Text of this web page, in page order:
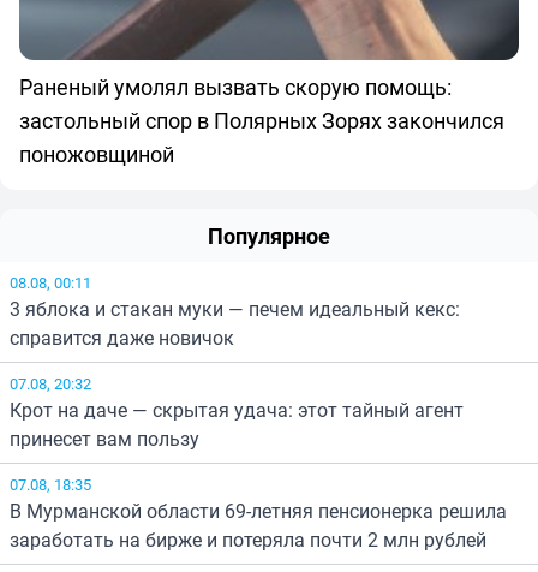
Раненый умолял вызвать скорую помощь:
застольный спор в Полярных Зорях закончился
поножовщиной
Популярное
08.08, 00:11
3 яблока и стакан муки — печем идеальный кекс:
справится даже новичок
07.08, 20:32
Крот на даче — скрытая удача: этот тайный агент
принесет вам пользу
07.08, 18:35
В Мурманской области 69-летняя пенсионерка решила
заработать на бирже и потеряла почти 2 млн рублей